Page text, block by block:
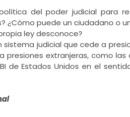
del poder judicial para
¿Cómo puede un ciudadano o
ley desconoce?
judicial que cede a
presiones extranjeras, como
de Estados Unidos en el